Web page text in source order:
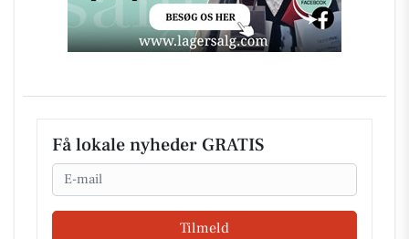
Få lokale nyheder GRATIS
Email
Tilmeld